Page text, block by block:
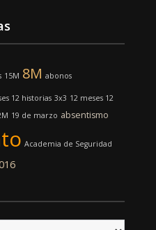
15M 8M abonos
12 historias 3x3 12 meses 12
19 de marzo absentismo
Academia de Seguridad